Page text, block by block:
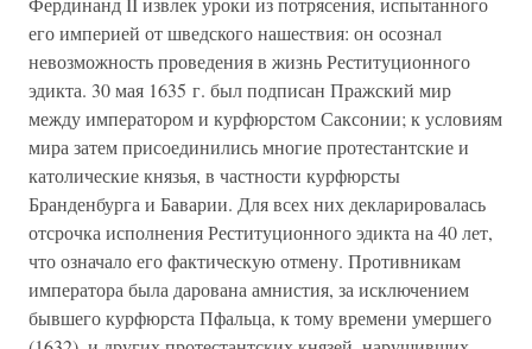
его империей от шведского нашествия: он осознал
невозможность проведения в жизнь Реституционного
эдикта. 30 мая 1635 г. был подписан Пражский мир
между императором и курфюрстом Саксонии; к условиям
мира затем присоединились многие протестантские и
католические князья, в частности курфюрсты
Бранденбурга и Баварии. Для всех них декларировалась
отсрочка исполнения Реституционного эдикта на 40 лет,
что означало его фактическую отмену. Противникам
императора была дарована амнистия, за исключением
бывшего курфюрста Пфальца, к тому времени умершего